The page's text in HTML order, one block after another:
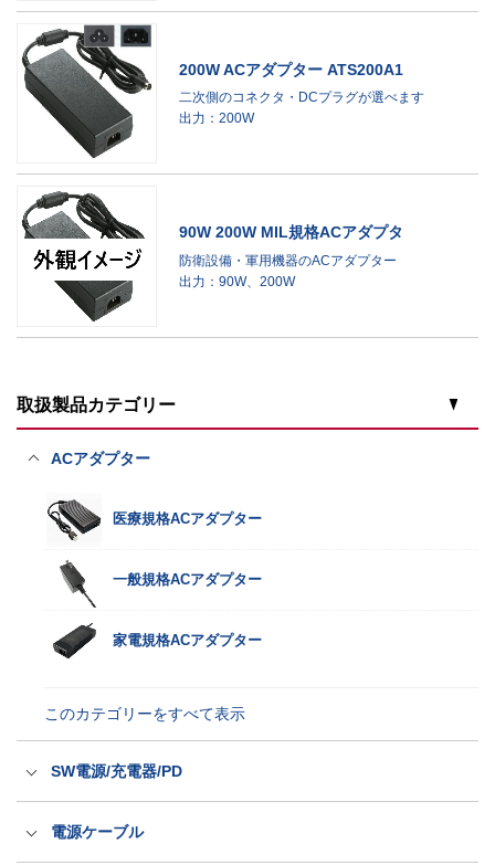
200W ACアダプター ATS200A1
二次側のコネクタ・DCプラグが選べます
出力：200W
90W 200W MIL規格ACアダプタ
防衛設備・軍用機器のACアダプター
出力：90W、200W
取扱製品カテゴリー
ACアダプター
医療規格ACアダプター
一般規格ACアダプター
家電規格ACアダプター
このカテゴリーをすべて表示
SW電源/充電器/PD
スイッチング電源
電源ケーブル